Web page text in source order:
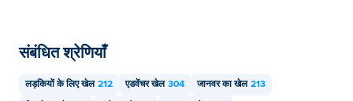
संबंधित श्रेणियाँ
लड़कियों के लिए खेल 212 एडवेंचर खेल 304 जानवर का खेल 213